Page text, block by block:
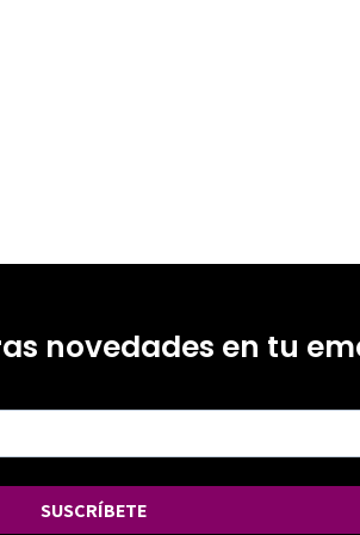
novedades en tu
SUSCRÍBETE